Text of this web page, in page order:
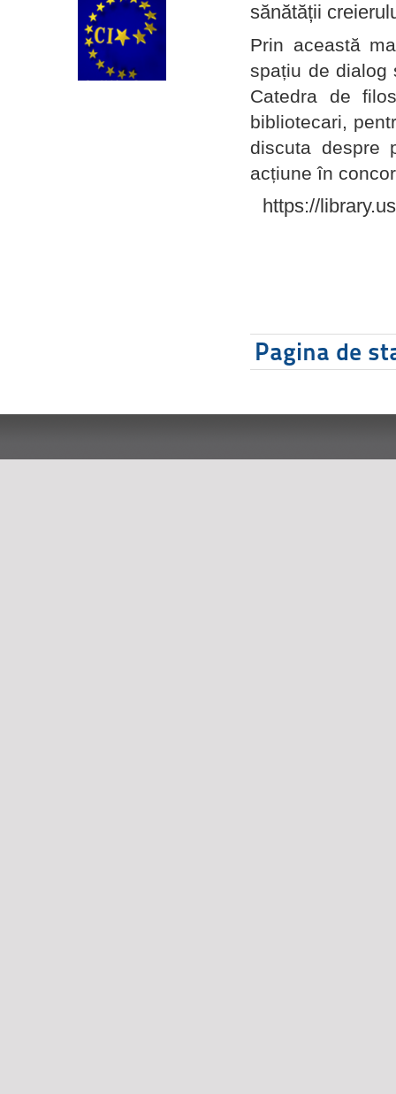
sănătății
Prin această
spațiu de dialog
Catedra de
bibliotecari,
discuta despre
acțiune în
https://
Pagina de